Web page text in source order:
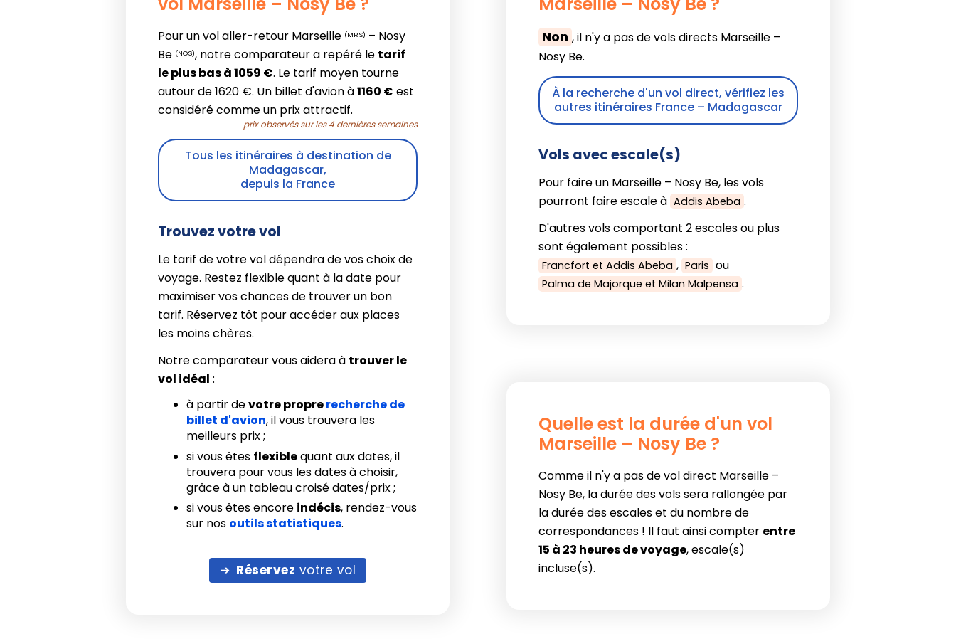
Pour un vol aller-retour Marseille (MRS) – Nosy
Be (NOS), notre comparateur a repéré le tarif
le plus bas à 1059 €. Le tarif moyen tourne
autour de 1620 €. Un billet d'avion à1160 € est
considéré comme un prix attractif.
prix observés sur les 4 dernières semaines
Tous les itinéraires à destination de
Madagascar,
depuis la France
Trouvez votre vol
Le tarif de votre vol dépendra de vos choix de
voyage. Restez flexible quant à la date pour
maximiser vos chances de trouver un bon
tarif. Réservez tôt pour accéder aux places
les moins chères.
Notre comparateur vous aidera à trouver le
vol idéal :
à partir devotre proprerecherche de
billet d'avion, il vous trouvera les
meilleurs prix ;
si vous êtes flexiblequant aux dates, il
trouvera pour vous les dates à choisir,
grâce à un tableau croisé dates/prix ;
si vous êtes encore indécis, rendez-vous
sur nos outils statistiques.
Réservez votre vol
Non , il n'y a pas de vols directs Marseille –
Nosy Be.
À la recherche d'un vol direct, vérifiez les
autres itinéraires France – Madagascar
Vols avec escale(s)
Pour faire un Marseille – Nosy Be, les vols
pourront faire escale à Addis Abeba .
D'autres vols comportant 2 escales ou plus
sont également possibles :
Francfort et Addis Abeba , Paris ou
Palma de Majorque et Milan Malpensa .
Quelle est la durée d'un vol
Marseille – Nosy Be ?
Comme il n'y a pas de vol direct Marseille –
Nosy Be, la durée des vols sera rallongée par
la durée des escales et du nombre de
correspondances ! Il faut ainsi compter entre
15 à 23 heures de voyage, escale(s)
incluse(s).